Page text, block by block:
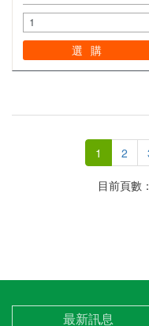
選購
1 2
目前頁數
最新訊息